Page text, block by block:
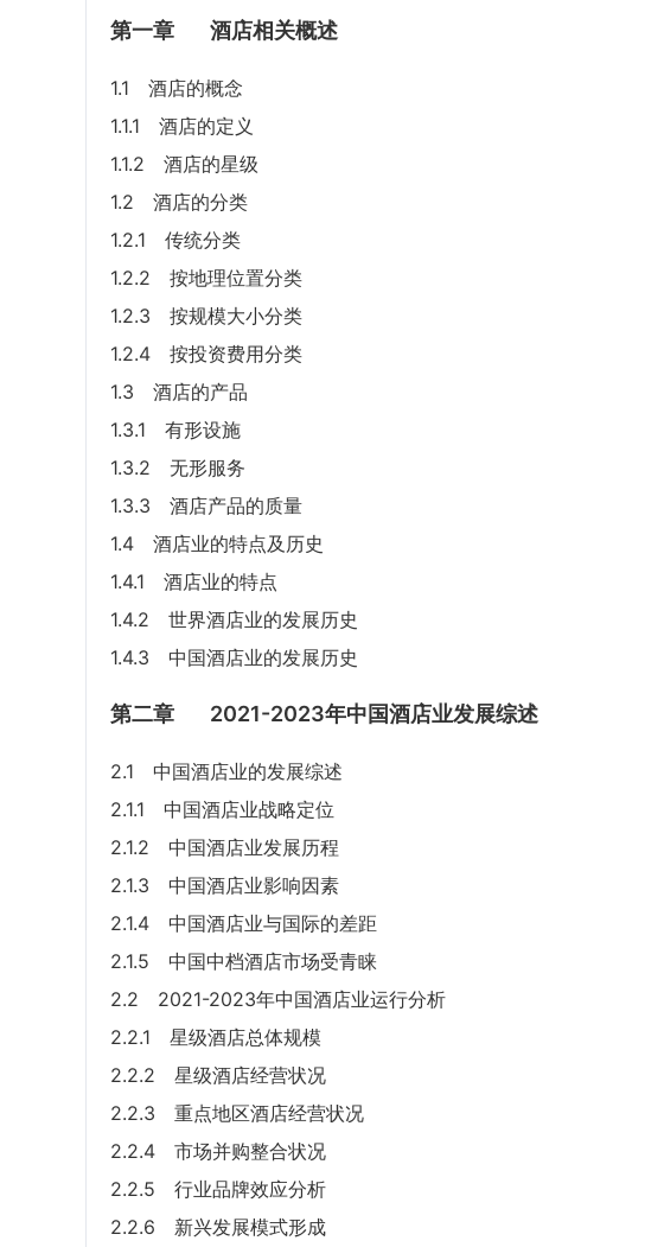
第一章 酒店相关概述
1.1 酒店的概念
1.1.1 酒店的定义
1.1.2 酒店的星级
1.2 酒店的分类
1.2.1 传统分类
1.2.2 按地理位置分类
1.2.3 按规模大小分类
1.2.4 按投资费用分类
1.3 酒店的产品
1.3.1 有形设施
1.3.2 无形服务
1.3.3 酒店产品的质量
1.4 酒店业的特点及历史
1.4.1 酒店业的特点
1.4.2 世界酒店业的发展历史
1.4.3 中国酒店业的发展历史
第二章 2021-2023年中国酒店业发展综述
2.1 中国酒店业的发展综述
2.1.1 中国酒店业战略定位
2.1.2 中国酒店业发展历程
2.1.3 中国酒店业影响因素
2.1.4 中国酒店业与国际的差距
2.1.5 中国中档酒店市场受青睐
2.2 2021-2023年中国酒店业运行分析
2.2.1 星级酒店总体规模
2.2.2 星级酒店经营状况
2.2.3 重点地区酒店经营状况
2.2.4 市场并购整合状况
2.2.5 行业品牌效应分析
2.2.6 新兴发展模式形成